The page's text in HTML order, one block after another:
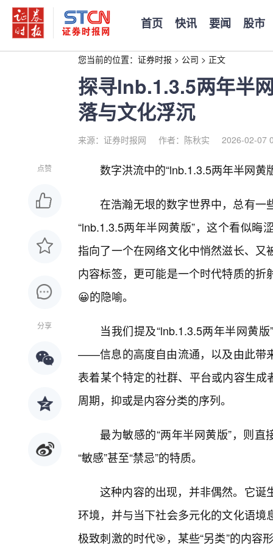
首页 快讯 要闻 股市
您当前的位置： 证券时报 > 公司 > 正文
探寻lnb.1.3.5两年半
落与文化浮沉
来源：证券时报网 作者：陈秋实 2026-02-07
点赞
分享
数字洪流中的“lnb.1.3.5两年半网黄
在浩瀚无垠的数字世界中，总有一
“lnb.1.3.5两年半网黄版”，这个看似
指向了一个在网络文化中悄然滋长、
内容标签，更可能是一个时代特质的
😀的隐喻。
当我们提及“lnb.1.3.5两年半网黄
——信息的高度自由流通，以及由此带
表着某个特定的社群、平台或内容生成
周期，抑或是内容分类的序列。
最为敏感的“两年半网黄版”，则
“敏感”甚至“禁忌”的特质。
这种内容的出现，并非偶然。它诞
环境，并与当下社会多元化的文化语
极致刺激的时代🎯，某些“另类”的内容